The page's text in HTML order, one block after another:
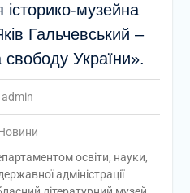
історико-музейна
Гальчевський –
свободу України».
admin
освіти, науки,
адміністрації